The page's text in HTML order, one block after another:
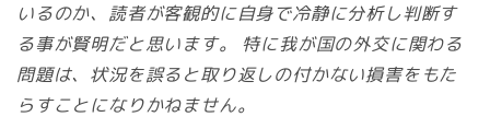
いるのか、読者が客観的に自身で冷静に分析し判断す
る事が賢明だと思います。 特に我が国の外交に関わる
問題は、状況を誤ると取り返しの付かない損害をもた
らすことになりかねません。